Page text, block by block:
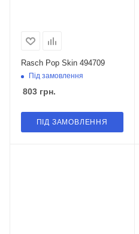
Rasch Pop Skin 494709
Під замовлення
803 грн.
ПІД ЗАМОВЛЕННЯ